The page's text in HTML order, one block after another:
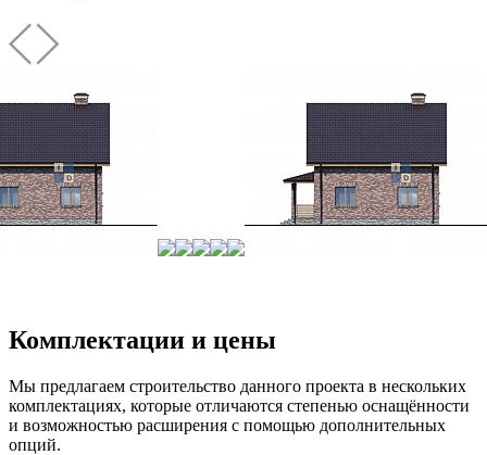
Комплектации и цены
Мы предлагаем строительство данного проекта в нескольких
комплектациях, которые отличаются степенью оснащённости
и возможностью расширения с помощью дополнительных
опций.